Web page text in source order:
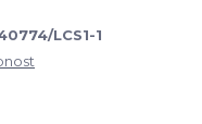
LCS1-1